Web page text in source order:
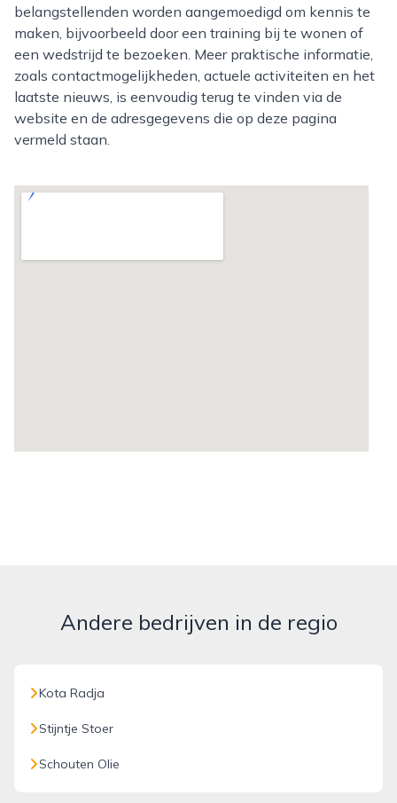
belangstellenden worden aangemoedigd om kennis te
maken, bijvoorbeeld door een training bij te wonen of
een wedstrijd te bezoeken. Meer praktische informatie,
zoals contactmogelijkheden, actuele activiteiten en het
laatste nieuws, is eenvoudig terug te vinden via de
website en de adresgegevens die op deze pagina
vermeld staan.
Andere bedrijven in de regio
Kota Radja
Stijntje Stoer
Schouten Olie